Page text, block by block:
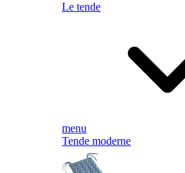
Le tende
menu
Tende moderne